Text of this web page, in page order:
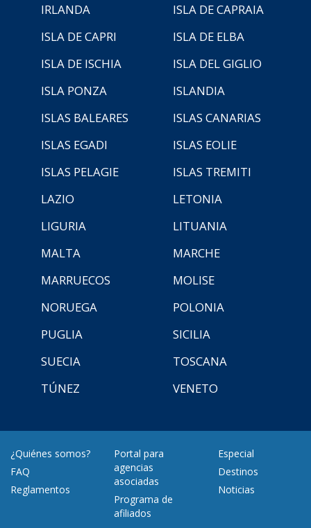
IRLANDA
ISLA DE CAPRAIA
ISLA DE CAPRI
ISLA DE ELBA
ISLA DE ISCHIA
ISLA DEL GIGLIO
ISLA PONZA
ISLANDIA
ISLAS BALEARES
ISLAS CANARIAS
ISLAS EGADI
ISLAS EOLIE
ISLAS PELAGIE
ISLAS TREMITI
LAZIO
LETONIA
LIGURIA
LITUANIA
MALTA
MARCHE
MARRUECOS
MOLISE
NORUEGA
POLONIA
PUGLIA
SICILIA
SUECIA
TOSCANA
TÚNEZ
VENETO
¿Quiénes somos?
FAQ
Reglamentos
Portal para
agencias
asociadas
Programa de
afiliados
Especial
Destinos
Noticias